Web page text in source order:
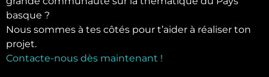
basque ?
Nous sommes à tes côtés pour t’aider à réaliser ton
projet.
Contacte-nous dès maintenant !